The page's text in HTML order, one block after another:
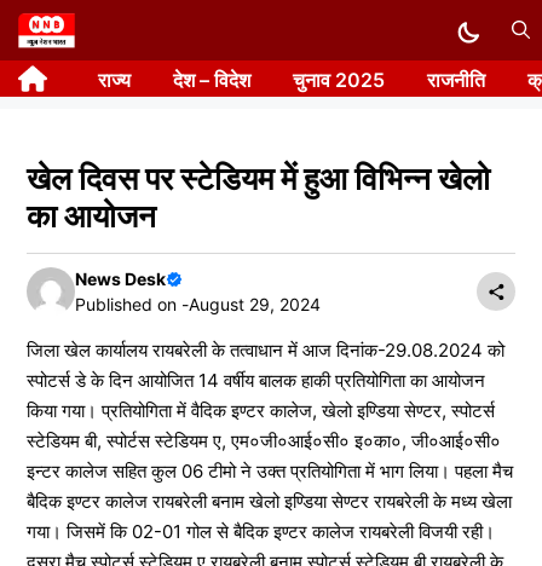
Skip
to
content राज्य देश – विदेश चुनाव 2025 राजनीति
खेल दिवस पर स्टेडियम में हुआ विभिन्न खेलो
का आयोजन
News Desk
Published on -August 29, 2024
जिला खेल कार्यालय रायबरेली के तत्वाधान में आज दिनांक-29.08.2024 को
स्पोटर्स डे के दिन आयोजित 14 वर्षीय बालक हाकी प्रतियोगिता का आयोजन
किया गया। प्रतियोगिता में वैदिक इण्टर कालेज, खेलो इण्डिया सेण्टर, स्पोटर्स
स्टेडियम बी, स्पोर्टस स्टेडियम ए, एम०जी०आई०सी० इ०का०, जी०आई०सी०
इन्टर कालेज सहित कुल 06 टीमो ने उक्त प्रतियोगिता में भाग लिया। पहला मैच
बैदिक इण्टर कालेज रायबरेली बनाम खेलो इण्डिया सेण्टर रायबरेली के मध्य खेला
गया। जिसमें कि 02-01 गोल से बैदिक इण्टर कालेज रायबरेली विजयी रही।